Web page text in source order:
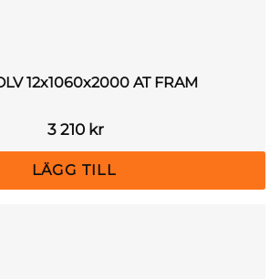
12x1060x2000 AT FRAM
3 210 kr